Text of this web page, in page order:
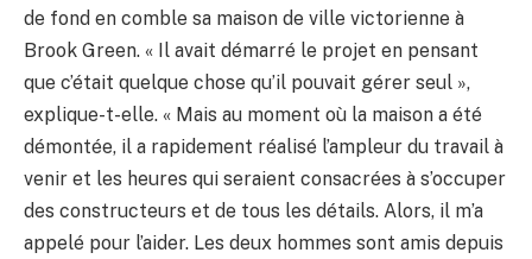
de fond en comble sa maison de ville victorienne à
Brook Green. « Il avait démarré le projet en pensant
que c’était quelque chose qu’il pouvait gérer seul »,
explique-t-elle. « Mais au moment où la maison a été
démontée, il a rapidement réalisé l’ampleur du travail à
venir et les heures qui seraient consacrées à s’occuper
des constructeurs et de tous les détails. Alors, il m’a
appelé pour l’aider. Les deux hommes sont amis depuis